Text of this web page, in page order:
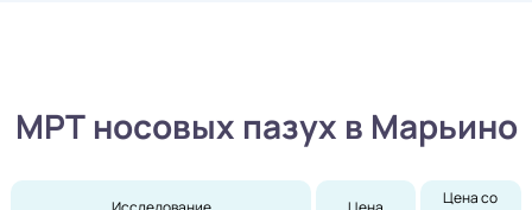
МРТ носовых пазух в Марьино
Цена со